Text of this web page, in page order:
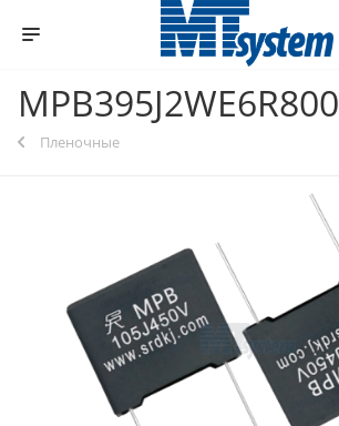
MPB395J2WE6R800
Пленочные